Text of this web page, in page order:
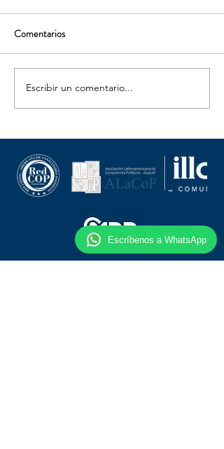
Comentarios
Escribir un comentario...
Escríbenos a WhatsApp